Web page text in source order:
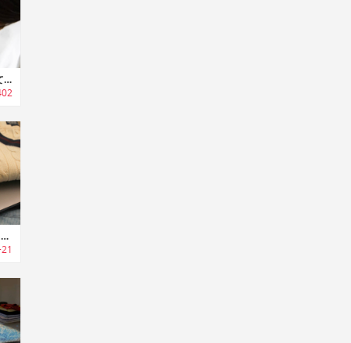
Ostrichpillow Light｜ネックサポート・アイカバーとしても使用可能なキャップデザイントラベルピロー
AIRDOT｜スーツケース内のスペースを広く使える真空圧縮ポンプ「エアドット」